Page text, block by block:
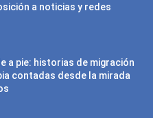
a noticias y redes
a pie: historias de migración
contadas desde la mirada